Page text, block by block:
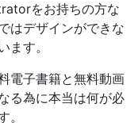
をお持ちの方な
はデザインができな
ます。
電子書籍と無料動画
る為に本当は何が必
。